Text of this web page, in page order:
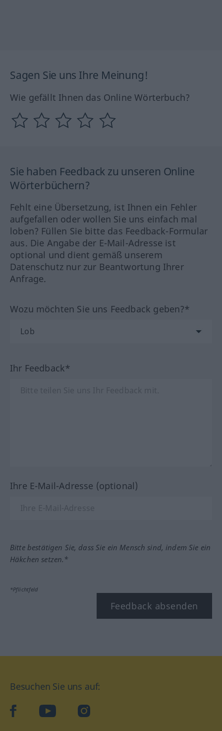
Sagen Sie uns Ihre Meinung!
Wie gefällt Ihnen das Online Wörterbuch?
Sie haben Feedback zu unseren Online
Wörterbüchern?
Fehlt eine Übersetzung, ist Ihnen ein Fehler
aufgefallen oder wollen Sie uns einfach mal
loben? Füllen Sie bitte das Feedback-Formular
aus. Die Angabe der E-Mail-Adresse ist
optional und dient gemäß unserem
Datenschutz nur zur Beantwortung Ihrer
Anfrage.
Wozu möchten Sie uns Feedback geben?*
Ihr Feedback*
Ihre E-Mail-Adresse (optional)
Bitte bestätigen Sie, dass Sie ein Mensch sind, indem Sie ein
Häkchen setzen.*
*Pflichtfeld
Feedback absenden
Besuchen Sie uns auf:
facebookYouTube Instagram